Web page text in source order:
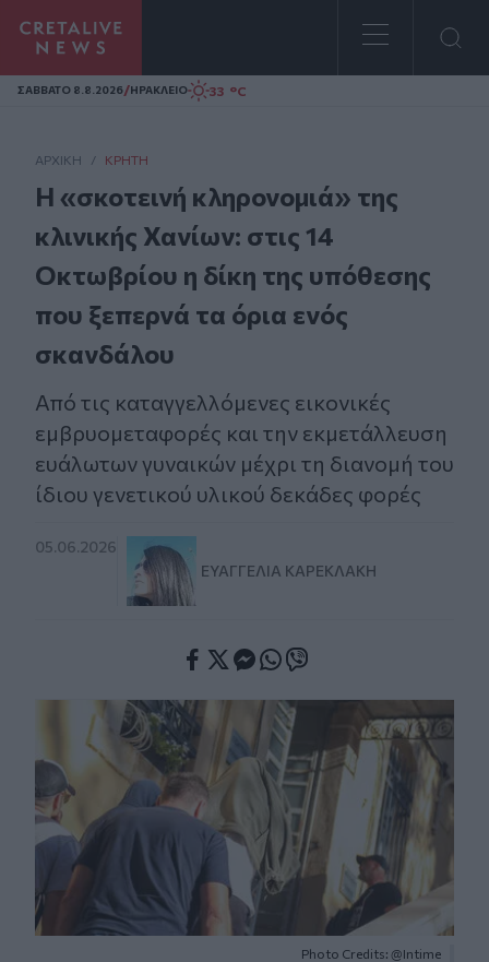
Homepage
ΣAΒΒΑΤΟ 8.8.2026/ΗΡΑΚΛΕΙΟ 33 °C
ΑΡΧΙΚΗ / ΚΡΉΤΗ
Η «σκοτεινή κληρονομιά» της
κλινικής Χανίων: στις 14
Οκτωβρίου η δίκη της υπόθεσης
που ξεπερνά τα όρια ενός
σκανδάλου
Από τις καταγγελλόμενες εικονικές
εμβρυομεταφορές και την εκμετάλλευση
ευάλωτων γυναικών μέχρι τη διανομή του
ίδιου γενετικού υλικού δεκάδες φορές
05.06.2026
ΕΥΑΓΓΕΛΊΑ ΚΑΡΕΚΛΆΚΗ
Photo Credits: @Intime